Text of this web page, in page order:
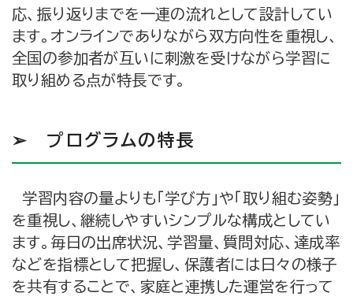
応、振り返りまでを一連の流れとして設計してい
ます。オンラインでありながら双方向性を重視し、
全国の参加者が互いに刺激を受けながら学習に
取り組める点が特長です。
➢ プログラムの特長
学習内容の量よりも「学び方」や「取り組む姿勢」
を重視し、継続しやすいシンプルな構成としてい
ます。毎日の出席状況、学習量、質問対応、達成率
などを指標として把握し、保護者には日々の様子
を共有することで、家庭と連携した運営を行って